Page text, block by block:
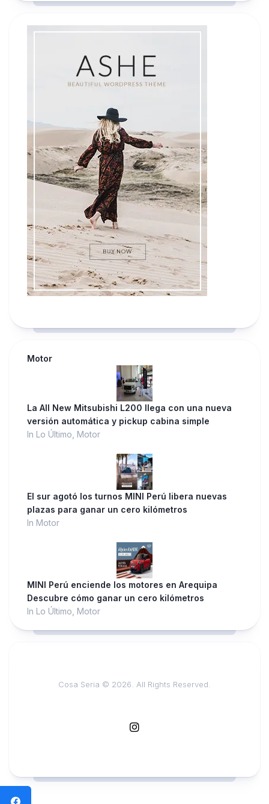
Motor
La All New Mitsubishi L200 llega con una nueva
versión automática y pickup cabina simple
In Lo Último, Motor
El sur agotó los turnos MINI Perú libera nuevas
plazas para ganar un cero kilómetros
In Motor
MINI Perú enciende los motores en Arequipa
Descubre cómo ganar un cero kilómetros
In Lo Último, Motor
Cosa Seria © 2026. All Rights Reserved.